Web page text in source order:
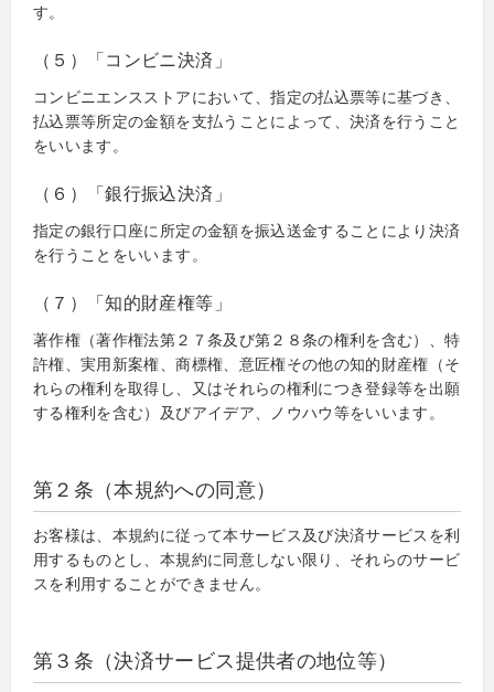
す。
（５）「コンビニ決済」
コンビニエンスストアにおいて、指定の払込票等に基づき、
払込票等所定の金額を支払うことによって、決済を行うこと
をいいます。
（６）「銀行振込決済」
指定の銀行口座に所定の金額を振込送金することにより決済
を行うことをいいます。
（７）「知的財産権等」
著作権（著作権法第２７条及び第２８条の権利を含む）、特
許権、実用新案権、商標権、意匠権その他の知的財産権（そ
れらの権利を取得し、又はそれらの権利につき登録等を出願
する権利を含む）及びアイデア、ノウハウ等をいいます。
第２条（本規約への同意）
お客様は、本規約に従って本サービス及び決済サービスを利
用するものとし、本規約に同意しない限り、それらのサービ
スを利用することができません。
第３条（決済サービス提供者の地位等）